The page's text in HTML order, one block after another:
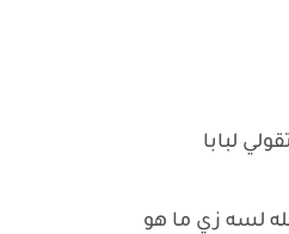
لبابا
لسه زي ما هو